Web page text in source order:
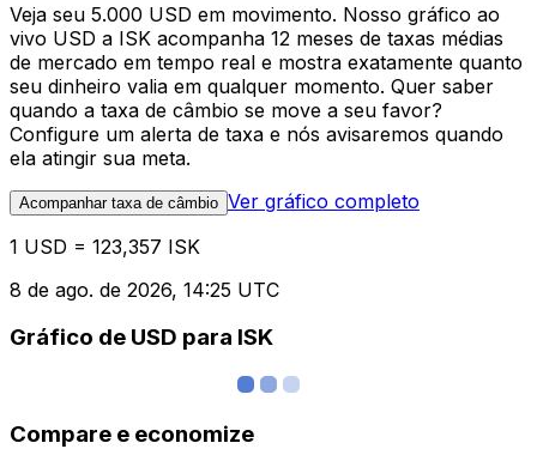
Veja seu 5.000 USD em movimento. Nosso gráfico ao
vivo USD a ISK acompanha 12 meses de taxas médias
de mercado em tempo real e mostra exatamente quanto
seu dinheiro valia em qualquer momento. Quer saber
quando a taxa de câmbio se move a seu favor?
Configure um alerta de taxa e nós avisaremos quando
ela atingir sua meta.
Acompanhar taxa de câmbio Ver gráfico completo
1 USD = 123,357 ISK
8 de ago. de 2026, 14:25 UTC
Gráfico de USD para ISK
Compare e economize